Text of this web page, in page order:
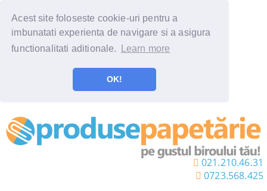
Acest site foloseste cookie-uri pentru a
imbunatati experienta de navigare si a asigura
functionalitati aditionale.
Learn more
OK!
021.210.46.31
0723.568.425